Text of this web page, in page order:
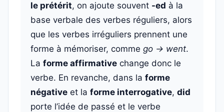
le prétérit, on ajoute souvent -ed à la
base verbale des verbes réguliers, alors
que les verbes irréguliers prennent une
forme à mémoriser, comme go → went.
La forme affirmative change donc le
verbe. En revanche, dans la forme
négative et la forme interrogative, did
porte l’idée de passé et le verbe